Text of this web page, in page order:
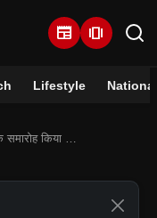
newspaper amp_stories
Lifestyle National
गया आयोजित